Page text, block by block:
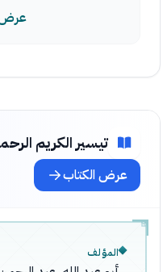
عرض
تيسير الكريم
عرض الكتاب
المؤلف